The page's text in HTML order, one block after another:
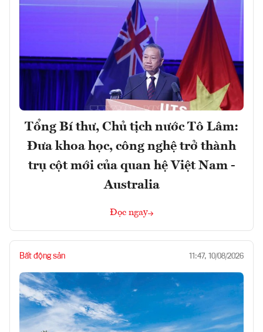
Tổng Bí thư, Chủ tịch nước Tô Lâm:
Đưa khoa học, công nghệ trở thành
trụ cột mới của quan hệ Việt Nam -
Australia
Đọc ngay
Bất động sản 11:47, 10/08/2026